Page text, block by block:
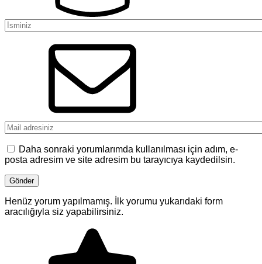
Daha sonraki yorumlarımda kullanılması için adım, e-
posta adresim ve site adresim bu tarayıcıya kaydedilsin.
Henüz yorum yapılmamış. İlk yorumu yukarıdaki form
aracılığıyla siz yapabilirsiniz.